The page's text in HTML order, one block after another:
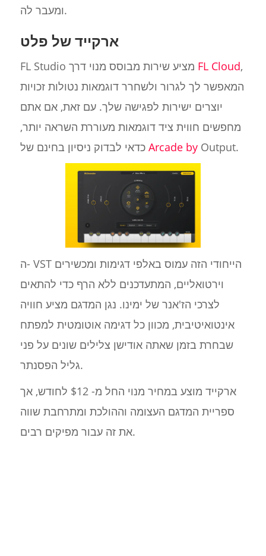
ומעבר לה.
ארקייד של פלט
FL Cloud,
המאפשר לך לגרור ולשחרר דוגמאות נטולות זכויות
יוצרים ישירות לפגישה שלך. עם זאת, אם אתם
מחפשים חווית ציד דוגמאות מעוררת השראה יותר,
כדאי לבדוק ניסיון בחינם של Arcade byOutput.
ה- VST הייחודי הזה עמוס באלפי דגימות ומכשירים
וירטואליים, המתעדכנים ללא הרף כדי להתאים
לצרכי הז'אנר של ימינו. נגן המדגם מציע חוויה
אינטואיטיבית, מכוון כל דגימה אוטומטית למפתח
שבחרת בזמן שאתה אודישן צלילים שונים על פני
גליל הפסנתר.
ארקייד מוצע במחיר מנוי החל מ- $12 לחודש, אך
ספריית המדגם העצומה וההולכת ומתרחבת שווה
את זה עבור מפיקים רבים.